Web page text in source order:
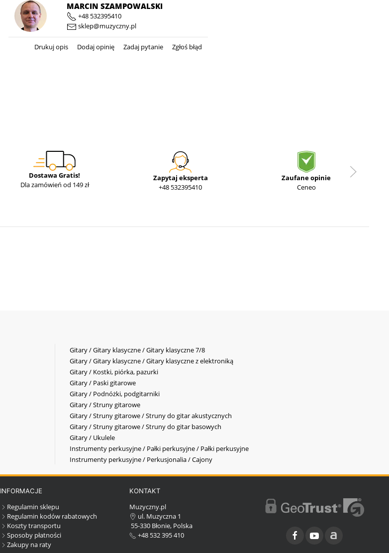
MARCIN SZAMPOWALSKI
+48 532395410
sklep@muzyczny.pl
Drukuj opis Dodaj opinię Zadaj pytanie Zgłoś błąd
Dostawa Gratis!
Dla zamówień od 149 zł
Zapytaj eksperta
+48 532395410
Zaufane opinie
Ceneo
Gitary / Gitary klasyczne / Gitary klasyczne 7/8
Gitary / Gitary klasyczne / Gitary klasyczne z elektroniką
Gitary / Kostki, piórka, pazurki
Gitary / Paski gitarowe
Gitary / Podnóżki, podgitarniki
Gitary / Struny gitarowe
Gitary / Struny gitarowe / Struny do gitar akustycznych
Gitary / Struny gitarowe / Struny do gitar basowych
Gitary / Ukulele
Instrumenty perkusyjne / Pałki perkusyjne / Pałki perkusyjne
Instrumenty perkusyjne / Perkusjonalia / Cajony
INFORMACJE
Regulamin sklepu
Regulamin kodów rabatowych
Koszty transportu
Sposoby płatności
Zakupy na raty
KONTAKT
Muzyczny.pl
ul. Muzyczna 1
55-330 Błonie, Polska
+48 532 395 410